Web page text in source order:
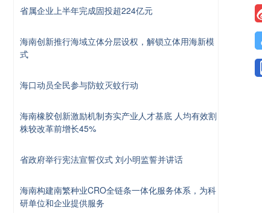
省属企业上半年完成固投超224亿元
海南创新推行海域立体分层设权，解锁立体用海新模
式
海口动员全民参与防蚊灭蚊行动
海南橡胶创新激励机制夯实产业人才基底 人均有效割
株较改革前增长45%
省政府举行宪法宣誓仪式 刘小明监誓并讲话
海南构建南繁种业CRO全链条一体化服务体系，为科
研单位和企业提供服务